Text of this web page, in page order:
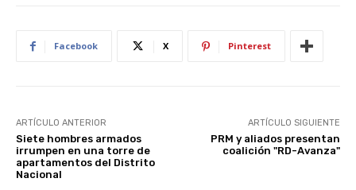
Facebook X Pinterest
ARTÍCULO ANTERIOR
Siete hombres armados
irrumpen en una torre de
apartamentos del Distrito
Nacional
ARTÍCULO SIGUIENTE
PRM y aliados presentan
coalición "RD-Avanza"